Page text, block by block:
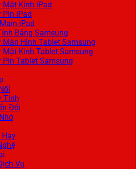
Mặt Kính iPad
Pin iPad
iPad
Bảng Samsung
Màn Hình Tablet Samsung
Mặt Kính Tablet Samsung
Pin Tablet Samsung
Tính
Đổi
Vụ